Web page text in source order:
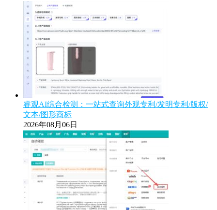
睿观AI综合检测：一站式查询外观专利/发明专利/版权/
文本/图形商标
2026年08月06日